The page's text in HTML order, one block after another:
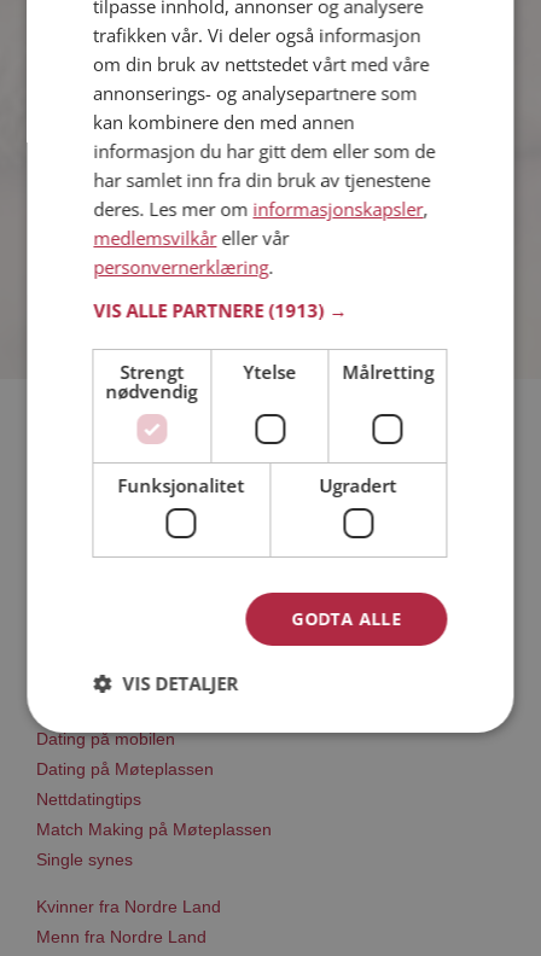
Knutemil
40 år fra Nordre Land i Innlandet
Om ett minutt kan du være medlem på
Møteplassen, og se om Knutemil er
drømmende eller praktisk! Det er
lettere å finne kjærligheten på nettet!
Hvis du søker dating i Nordre Land har du kommet til riktig
tusenvis av datinginteresserte single i Nordre Land
Läs mer
Trinn 1 - Bli medlem og lag en presentasjon
Trinn 2 - Slik fungerer våre søkefunksjoner
Trinn 3 - Tips til hvordan du tar kontakt
Dating på mobilen
Dating på Møteplassen
Nettdatingtips
Match Making på Møteplassen
Single synes
Kvinner fra Nordre Land
Menn fra Nordre Land
tilpasse innhold, annonser og analysere
trafikken vår. Vi deler også informasjon
om din bruk av nettstedet vårt med våre
annonserings- og analysepartnere som
kan kombinere den med annen
informasjon du har gitt dem eller som de
har samlet inn fra din bruk av tjenestene
deres. Les mer om informasjonskapsler,
medlemsvilkåreller vår
personvernerklæring.
VIS ALLE PARTNERE(1913) →
Strengt
nødvendig
Ytelse Målretting
Funksjonalitet Ugradert
GODTA ALLE
VIS DETALJER